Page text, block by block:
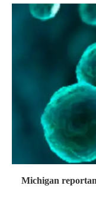
Michigan